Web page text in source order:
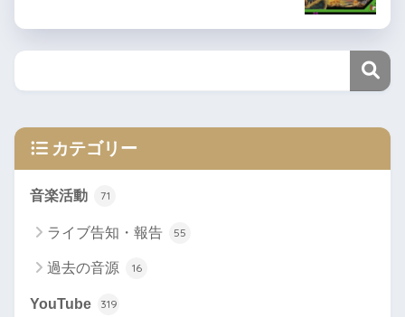
カテゴリー
音楽活動 71
ライブ告知・報告 55
過去の音源 16
YouTube 319